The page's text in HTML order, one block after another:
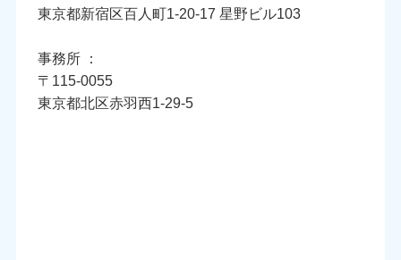
東京都新宿区百人町1-20-17 星野ビル103
事務所 ：
〒115-0055
東京都北区赤羽西1-29-5